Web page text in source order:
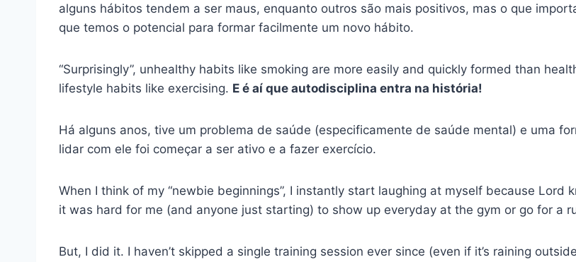
alguns hábitos tendem a ser maus, enquanto outros são mais positivos, mas o que
que temos o potencial para formar facilmente um novo hábito.
“Surprisingly”, unhealthy habits like smoking are more easily and quickly formed than
lifestyle habits like exercising. E é aí que autodisciplina entra na história!
Há alguns anos, tive um problema de saúde (especificamente de saúde mental) e uma
lidar com ele foi começar a ser ativo e a fazer exercício.
When I think of my “newbie beginnings”, I instantly start laughing at myself because Lord
it was hard for me (and anyone just starting) to show up everyday at the gym or go for a
But, I did it. I haven’t skipped a single training session ever since (even if it’s raining